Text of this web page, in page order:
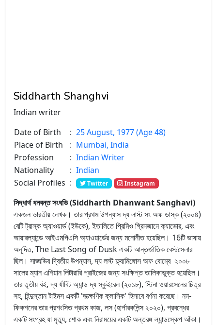
Siddharth Shanghvi
Indian writer
Date of Birth
: 25 August, 1977 (Age 48)
Place of Birth
: Mumbai, India
Profession
: Indian Writer
Nationality
: Indian
Social Profiles : Twitter Instagram
সিদ্ধার্থ ধনবন্ত সংঘভি (Siddharth Dhanwant Sanghavi)
একজন ভারতীয় লেখক। তার প্রথম উপন্যাস দ্য লাস্ট সং অফ ডাস্ক (২০০৪)
বেটি ট্রাস্ক অ্যাওয়ার্ড (ইউকে), ইতালিতে প্রিমিও গ্রিনজানে ক্যাভোর, এবং
আয়ারল্যান্ডে আইএমপিএসি অ্যাওয়ার্ডের জন্য মনোনীত হয়েছিল। 16টি ভাষায়
অনূদিত, The Last Song of Dusk একটি আন্তর্জাতিক বেস্টসেলার
ছিল। সাঙ্ঘভির দ্বিতীয় উপন্যাস, দ্য লস্ট ফ্ল্যামিঙ্গোস অফ বোম্বে ২০০৮
সালের ম্যান এশিয়ান লিটারারি প্রাইজের জন্য সংক্ষিপ্ত তালিকাভুক্ত হয়েছিল।
তার তৃতীয় বই, দ্য র্যাবিট অ্যান্ড দ্য স্কুইরেল (২০১৮), স্টিনা ওয়ারসেনের চিত্র
সহ, হিন্দুস্তান টাইমস একটি 'তাত্ক্ষণিক ক্লাসিক' হিসাবে বর্ণনা করেছে। নন-
ফিকশনের তার প্রশংসিত প্রথম কাজ, লস (হার্পারকলিন্স ২০২০), প্রবন্ধের
একটি সংগ্রহ যা মৃত্যু, শোক এবং নিরাময়ের একটি অন্তরঙ্গ ল্যান্ডস্কেপ আঁকা।